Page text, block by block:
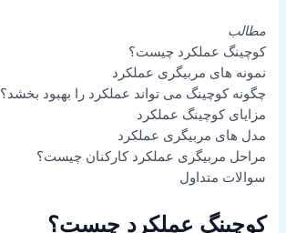
مطالب
کوچینگ عملکرد چیست؟
نمونه های مربیگری عملکرد
چگونه کوچینگ می تواند عملکرد را بهبود بخشد؟
مزایای کوچینگ عملکرد
مدل های مربیگری عملکرد
مراحل مربیگری عملکرد کارکنان چیست؟
سوالات متداول
کوچینگ عملکرد چیست؟